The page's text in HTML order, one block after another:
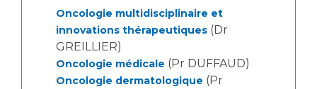
Salon des familles
Transports sanitaires
Vos droits, vos devoirs
Écoles et Instituts de Formation
Oncologie multidisciplinaire et
innovations thérapeutiques (Dr
GREILLIER)
Oncologie médicale (Pr DUFFAUD)
Oncologie dermatologique (Pr